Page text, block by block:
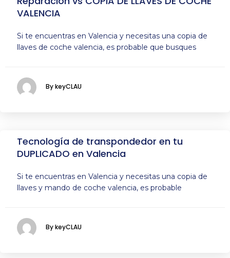
VALENCIA
Si te encuentras en Valencia y necesitas una copia de
llaves de coche valencia, es probable que busques
By keyCLAU
Tecnología de transpondedor en tu
DUPLICADO en Valencia
Si te encuentras en Valencia y necesitas una copia de
llaves y mando de coche valencia, es probable
By keyCLAU